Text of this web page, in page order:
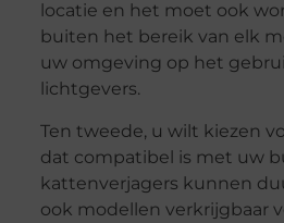
locatie en het moet ook
buiten het bereik van elk
uw omgeving op het
lichtgevers.
Ten tweede, u wilt kiezen
dat compatibel is met uw
kattenverjagers kunnen
ook modellen verkrijgbaar